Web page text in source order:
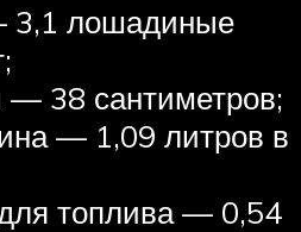
3,1 лошадиные
38 сантиметров;
— 1,09 литров в
топлива — 0,54